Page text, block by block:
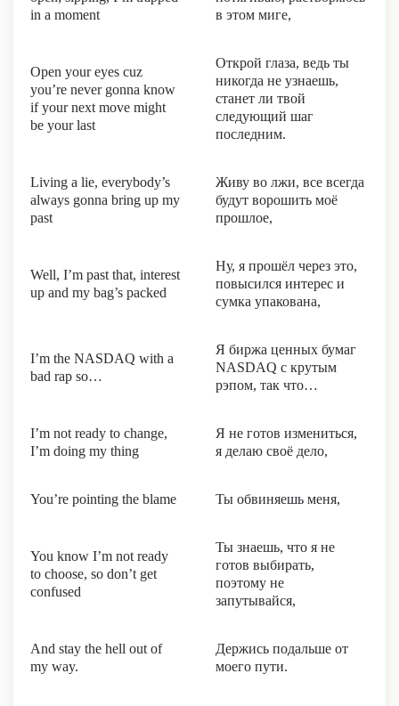
in a moment
в этом миге,
Open your eyes cuz
you’re never gonna know
if your next move might
be your last
Открой глаза, ведь ты
никогда не узнаешь,
станет ли твой
следующий шаг
последним.
Living a lie, everybody’s
always gonna bring up my
past
Живу во лжи, все всегда
будут ворошить моё
прошлое,
Well, I’m past that, interest
up and my bag’s packed
Ну, я прошёл через это,
повысился интерес и
сумка упакована,
I’m the NASDAQ with a
bad rap so…
Я биржа ценных бумаг
NASDAQ с крутым
рэпом, так что…
I’m not ready to change,
I’m doing my thing
Я не готов измениться,
я делаю своё дело,
You’re pointing the blame Ты обвиняешь меня,
You know I’m not ready
to choose, so don’t get
confused
Ты знаешь, что я не
готов выбирать,
поэтому не
запутывайся,
And stay the hell out of
my way.
Держись подальше от
моего пути.